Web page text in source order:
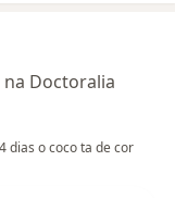
Doctoralia
dias o coco ta de cor